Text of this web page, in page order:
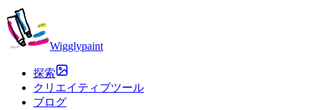
Wigglypaint
探索
クリエイティブツール
ブログ